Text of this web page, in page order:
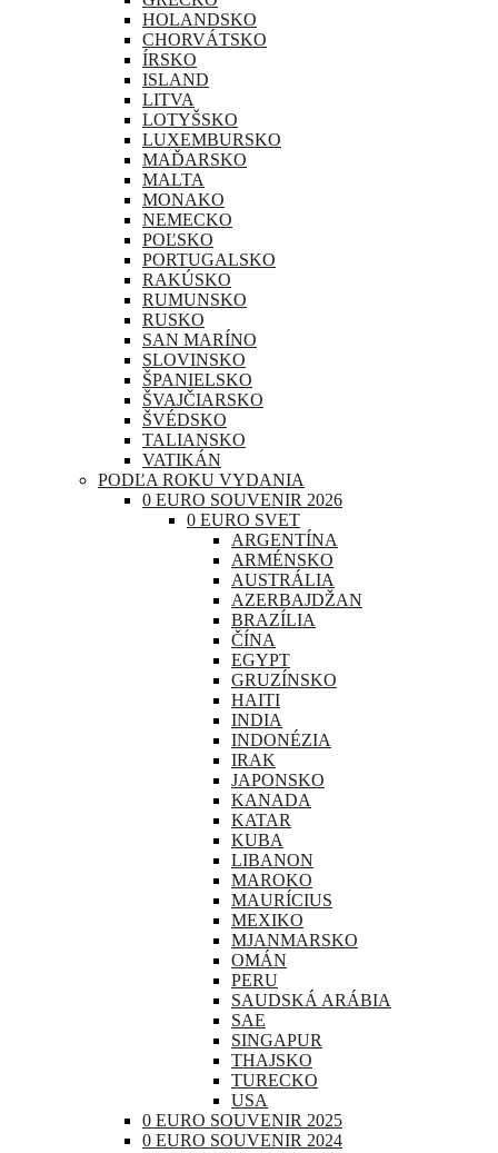
HOLANDSKO
CHORVÁTSKO
ÍRSKO
ISLAND
LITVA
LOTYŠSKO
LUXEMBURSKO
MAĎARSKO
MALTA
MONAKO
NEMECKO
POĽSKO
PORTUGALSKO
RAKÚSKO
RUMUNSKO
RUSKO
SAN MARÍNO
SLOVINSKO
ŠPANIELSKO
ŠVAJČIARSKO
ŠVÉDSKO
TALIANSKO
VATIKÁN
PODĽA ROKU VYDANIA
0 EURO SOUVENIR 2026
0 EURO SVET
ARGENTÍNA
ARMÉNSKO
AUSTRÁLIA
AZERBAJDŽAN
BRAZÍLIA
ČÍNA
EGYPT
GRUZÍNSKO
HAITI
INDIA
INDONÉZIA
IRAK
JAPONSKO
KANADA
KATAR
KUBA
LIBANON
MAROKO
MAURÍCIUS
MEXIKO
MJANMARSKO
OMÁN
PERU
SAUDSKÁ ARÁBIA
SAE
SINGAPUR
THAJSKO
TURECKO
USA
0 EURO SOUVENIR 2025
0 EURO SOUVENIR 2024